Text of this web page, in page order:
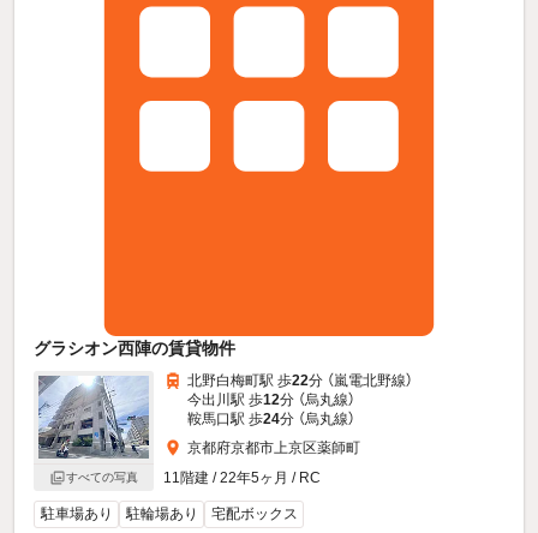
グラシオン西陣の賃貸物件
すべての写真
北野白梅町駅 歩22分 （嵐電北野線）
今出川駅 歩12分 （烏丸線）
鞍馬口駅 歩24分 （烏丸線）
京都府京都市上京区薬師町
11階建 / 22年5ヶ月 / RC
駐車場あり 駐輪場あり 宅配ボックス